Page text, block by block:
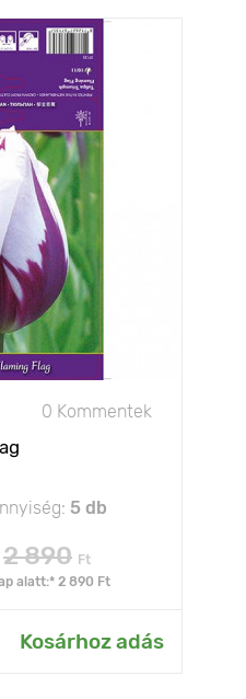
0 Kommentek
5 db
2 890 Ft
alatt:* 2 890 Ft
Kosárhoz adás